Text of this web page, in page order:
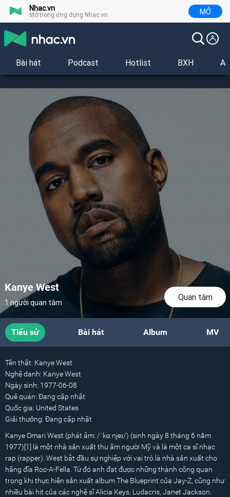
Nhac.vn
Mở trong ứng dụng Nhac.vn MỞ
Bài hát Podcast Hotlist BXH
Kanye West
1 người quan tâm
Quan tâm
Tiểu sử Bài hát Album MV
Tên thật: Kanye West
Nghệ danh: Kanye West
Ngày sinh: 1977-06-08
Quê quán: Đang cập nhật
Quốc gia: United States
Giải thưởng: Đang cập nhật
Kanye Omari West (phát âm: /ˈkɑːnjeɪ/) (sinh ngày 8 tháng 6 năm
1977)[1] là một nhà sản xuất thu âm người Mỹ và là một ca sĩ nhạc
rap (rapper). West bắt đầu sự nghiệp với vai trò là nhà sản xuất cho
hãng đĩa Roc-A-Fella. Từ đó anh đạt được những thành công quan
trọng khi thực hiện sản xuất album The Blueprint của Jay-Z, cũng như
nhiều bài hit của các nghệ sĩ Alicia Keys, Ludacris, Janet Jackson.